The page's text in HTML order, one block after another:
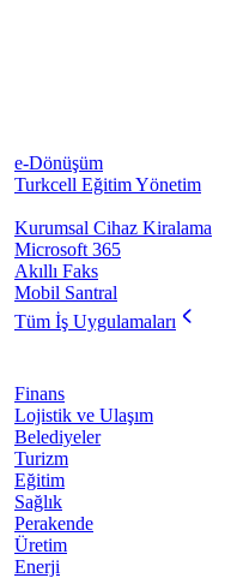
e-Dönüşüm
Turkcell Eğitim Yönetim
Kurumsal Cihaz Kiralama
Microsoft 365
Akıllı Faks
Mobil Santral
Tüm İş Uygulamaları
Finans
Lojistik ve Ulaşım
Belediyeler
Turizm
Eğitim
Sağlık
Perakende
Üretim
Enerji